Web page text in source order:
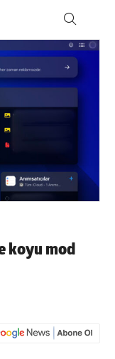
koyu mod